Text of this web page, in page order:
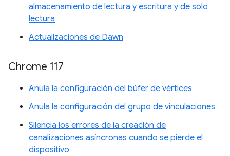
almacenamiento de lectura y escritura y de solo
lectura
Actualizaciones de Dawn
Chrome 117
Anula la configuración del búfer de vértices
Anula la configuración del grupo de vinculaciones
Silencia los errores de la creación de
canalizaciones asíncronas cuando se pierde el
dispositivo